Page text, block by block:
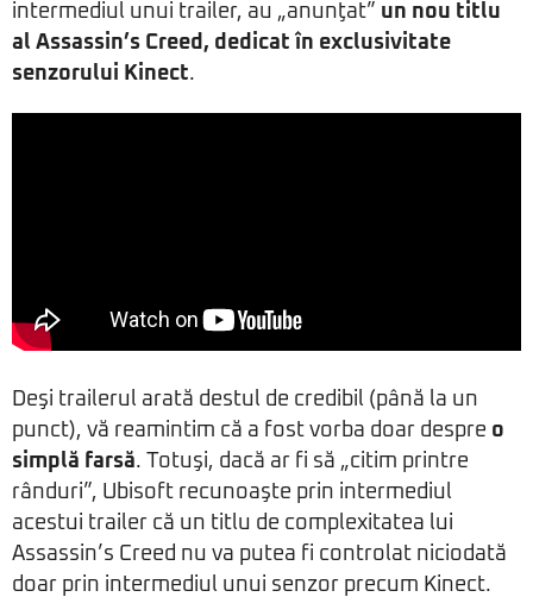
intermediul unui trailer, au „anunţat” un nou titlu
al Assassin’s Creed, dedicat în exclusivitate
senzorului Kinect.
Deşi trailerul arată destul de credibil (până la un
punct), vă reamintim că a fost vorba doar despre o
simplă farsă. Totuşi, dacă ar fi să „citim printre
rânduri”, Ubisoft recunoaşte prin intermediul
acestui trailer că un titlu de complexitatea lui
Assassin’s Creed nu va putea fi controlat niciodată
doar prin intermediul unui senzor precum Kinect.